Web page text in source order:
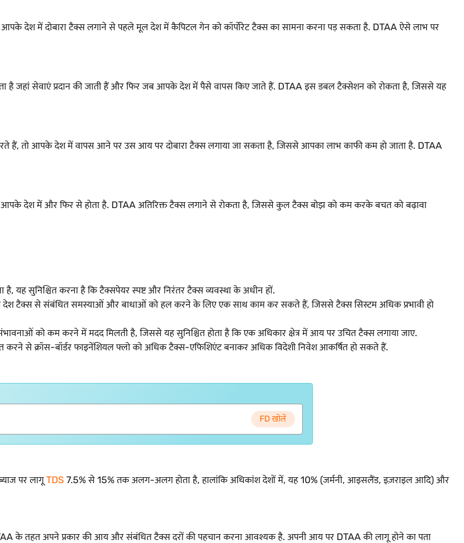
देश में दोबारा टैक्स लगाने से पहले मूल देश में कैपिटल गेन को कॉर्पोरेट टैक्स का सामना करना पड़ सकता है. DTAA ऐसे लाभ पर
है जहां सेवाएं प्रदान की जाती हैं और फिर जब आपके देश में पैसे वापस किए जाते हैं. DTAA इस डबल टैक्सेशन को रोकता है, जिससे यह
हैं, तो आपके देश में वापस आने पर उस आय पर दोबारा टैक्स लगाया जा सकता है, जिससे आपका लाभ काफी कम हो जाता है. DTAA
आपके देश में और फिर से होता है. DTAA अतिरिक्त टैक्स लगाने से रोकता है, जिससे कुल टैक्स बोझ को कम करके बचत को बढ़ावा
है, यह सुनिश्चित करना है कि टैक्सपेयर स्पष्ट और निरंतर टैक्स व्यवस्था के अधीन हों.
देश टैक्स से संबंधित समस्याओं और बाधाओं को हल करने के लिए एक साथ काम कर सकते हैं, जिससे टैक्स सिस्टम अधिक प्रभावी हो
को कम करने में मदद मिलती है, जिससे यह सुनिश्चित होता है कि एक अधिकार क्षेत्र में आय पर उचित टैक्स लगाया जाए.
से क्रॉस-बॉर्डर फाइनेंशियल फ्लो को अधिक टैक्स-एफिशिएंट बनाकर अधिक विदेशी निवेश आकर्षित हो सकते हैं.
FD खोलें
पर लागूTDS 7.5% से 15% तक अलग-अलग होता है, हालांकि अधिकांश देशों में, यह 10% (जर्मनी, आइसलैंड, इज़राइल आदि) और
के तहत अपने प्रकार की आय और संबंधित टैक्स दरों की पहचान करना आवश्यक है. अपनी आय पर DTAA की लागू होने का पता